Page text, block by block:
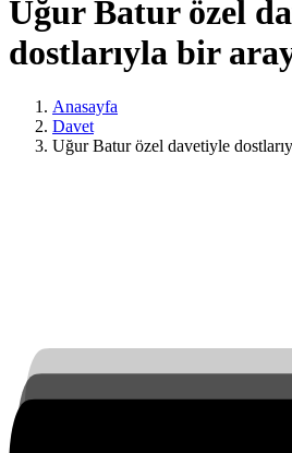
Uğur Batur özel
dostlarıyla bir
Anasayfa
Davet
Uğur Batur özel davetiyle